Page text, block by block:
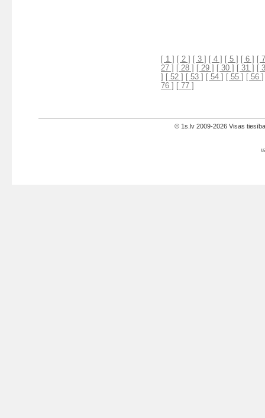
[ 1 ] [ 2 ] [ 3 ] [ 4 ] [ 5 ] [ 6 ] [
27 ] [ 28 ] [ 29 ] [ 30 ] [ 31 ] [
] [ 52 ] [ 53 ] [ 54 ] [ 55 ] [ 56 ]
76 ] [ 77 ]
© 1s.lv 2009-2026 Visas